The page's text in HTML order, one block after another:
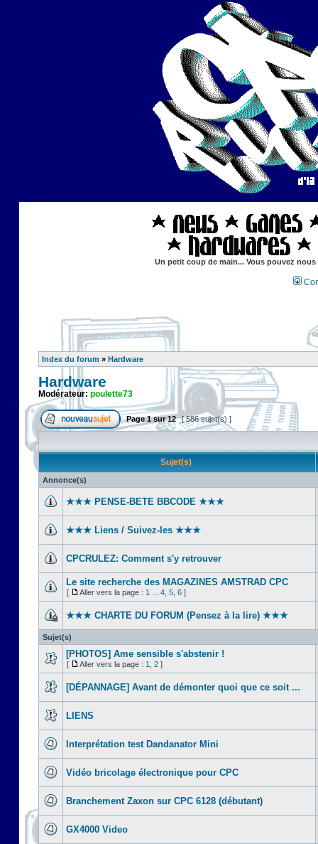
Un petit coup de main... Vous pouvez
Index du forum » Hardware
Hardware
Modérateur: poulette73
Page1sur12 [ 586 sujet(s) ]
Sujet(s)
Annonce(s)
★★★ PENSE-BETE BBCODE ★★★
★★★ Liens / Suivez-les ★★★
CPCRULEZ: Comment s'y retrouver‎
Le site recherche des MAGAZINES AMSTRAD CPC
[ Aller vers la page : 1 4 5 6 ]
★★★ CHARTE DU FORUM (Pensez à la lire) ★★★
Sujet(s)
[PHOTOS] Ame sensible s'abstenir !
[ Aller vers la page : 1 2 ]
[DÉPANNAGE] Avant de démonter quoi que ce soit ...
LIENS
Interprétation test Dandanator Mini
Vidéo bricolage électronique pour CPC
Branchement Zaxon sur CPC 6128 (débutant)
GX4000 Video